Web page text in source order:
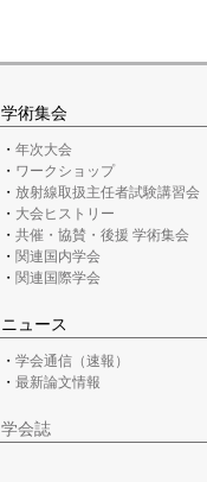
学術集会
年次大会
ワークショップ
放射線取扱主任者試験講習会
大会ヒストリー
共催・協賛・後援 学術集会
関連国内学会
関連国際学会
ニュース
学会通信（速報）
最新論文情報
学会誌